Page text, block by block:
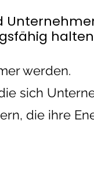
werden.
sich
die ihre